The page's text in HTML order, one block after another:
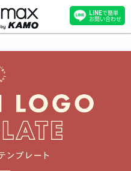
LINEで簡単
お問い合わせ